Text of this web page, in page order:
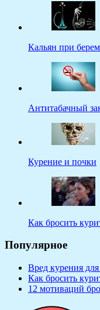
Кальян при
Антитабачный
Курение и почки
Как бросить
Популярное
Вред курения
Как бросить
12 мотиваций